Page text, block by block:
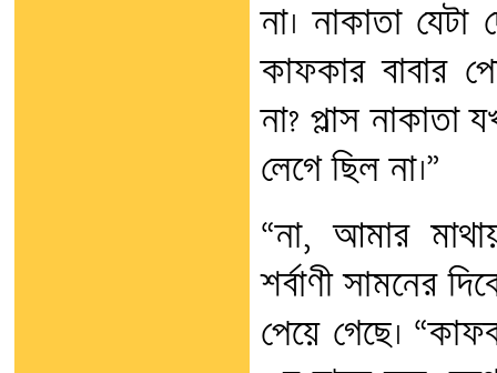
না। নাকাতা
কাফকার বাবার
না? প্লাস
লেগে ছিল না।”
“না, আমার
শর্বাণী সামনের
পেয়ে গেছে।